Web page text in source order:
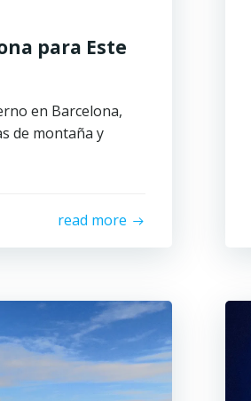
para Este
en Barcelona,
de montaña y
read more